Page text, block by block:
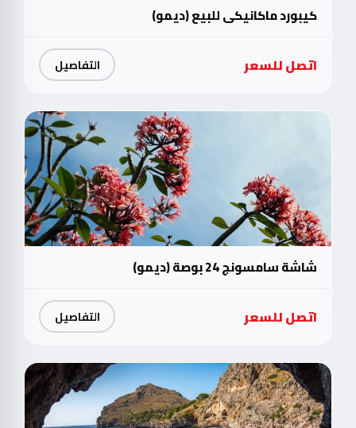
كيبورد ماكانيكي للبيع (ديمو)
اتصل للسعر التفاصيل
شاشة سامسونج 24 بوصة (ديمو)
اتصل للسعر التفاصيل